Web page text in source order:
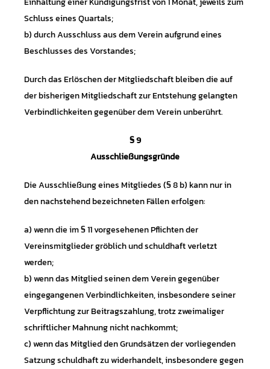
Schluss eines Quartals;
b) durch Ausschluss aus dem Verein aufgrund eines
Beschlusses des Vorstandes;
Durch das Erlöschen der Mitgliedschaft bleiben die auf
der bisherigen Mitgliedschaft zur Entstehung gelangten
Verbindlichkeiten gegenüber dem Verein unberührt.
§ 9
Ausschließungsgründe
Die Ausschließung eines Mitgliedes (§ 8 b) kann nur in
den nachstehend bezeichneten Fällen erfolgen:
a) wenn die im § 11 vorgesehenen Pflichten der
Vereinsmitglieder gröblich und schuldhaft verletzt
werden;
b) wenn das Mitglied seinen dem Verein gegenüber
eingegangenen Verbindlichkeiten, insbesondere seiner
Verpflichtung zur Beitragszahlung, trotz zweimaliger
schriftlicher Mahnung nicht nachkommt;
c) wenn das Mitglied den Grundsätzen der vorliegenden
Satzung schuldhaft zu widerhandelt, insbesondere gegen